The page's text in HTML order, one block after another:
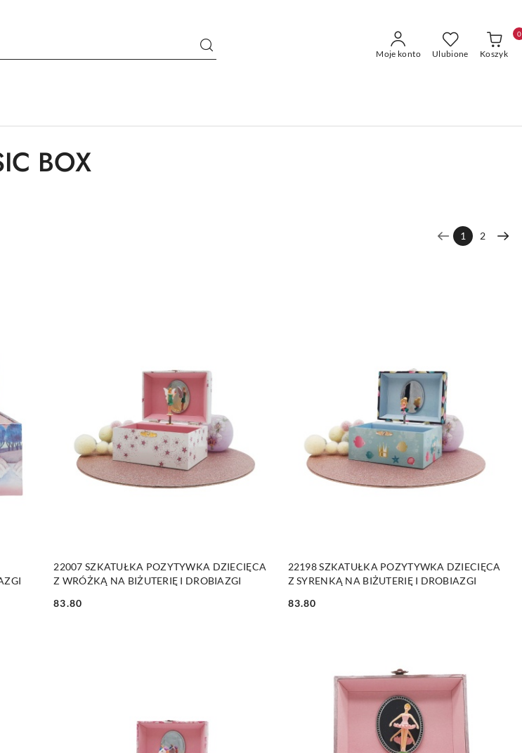
Moje konto Ulubione Koszyk
0
BOX
1 2
22007 SZKATUŁKA POZYTYWKA DZIECIĘCA
Z WRÓŻKĄ NA BIŻUTERIĘ I DROBIAZGI
Cena:
83.80
22198 SZKATUŁKA POZYTYWKA DZIECIĘCA
Z SYRENKĄ NA BIŻUTERIĘ I DROBIAZGI
Cena:
83.80